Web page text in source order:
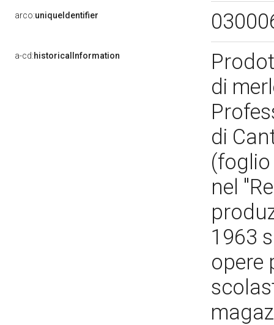
arco:uniqueIdentifier
a-cd:historicalInformation
di
di
nel
1963
opere